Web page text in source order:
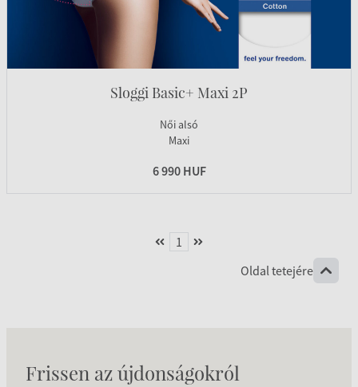
Sloggi Basic+ Maxi 2P
Női alsó
Maxi
6 990 HUF
1
Oldal tetejére
Frissen az újdonságokról